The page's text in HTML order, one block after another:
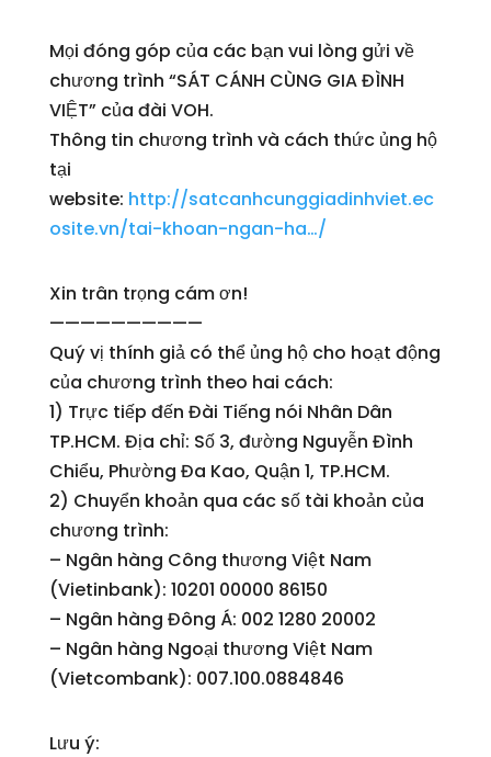
Mọi đóng góp của các bạn vui lòng gửi về
chương trình “SÁT CÁNH CÙNG GIA ĐÌNH
VIỆT” của đài VOH.
Thông tin chương trình và cách thức ủng hộ
tại
website: http://satcanhcunggiadinhviet.ec
osite.vn/tai-khoan-ngan-ha…/
Xin trân trọng cám ơn!
——————————
Quý vị thính giả có thể ủng hộ cho hoạt động
của chương trình theo hai cách:
1) Trực tiếp đến Đài Tiếng nói Nhân Dân
TP.HCM. Địa chỉ: Số 3, đường Nguyễn Đình
Chiểu, Phường Đa Kao, Quận 1, TP.HCM.
2) Chuyển khoản qua các số tài khoản của
chương trình:
– Ngân hàng Công thương Việt Nam
(Vietinbank): 10201 00000 86150
– Ngân hàng Đông Á: 002 1280 20002
– Ngân hàng Ngoại thương Việt Nam
(Vietcombank): 007.100.0884846
Lưu ý: